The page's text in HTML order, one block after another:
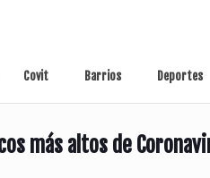
Covit Barrios Deportes
más altos de